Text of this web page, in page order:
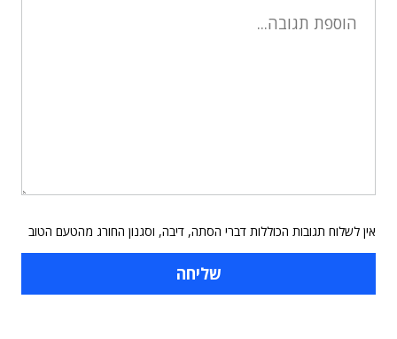
אין לשלוח תגובות הכוללות דברי הסתה, דיבה, וסגנון החורג מהטעם הטוב